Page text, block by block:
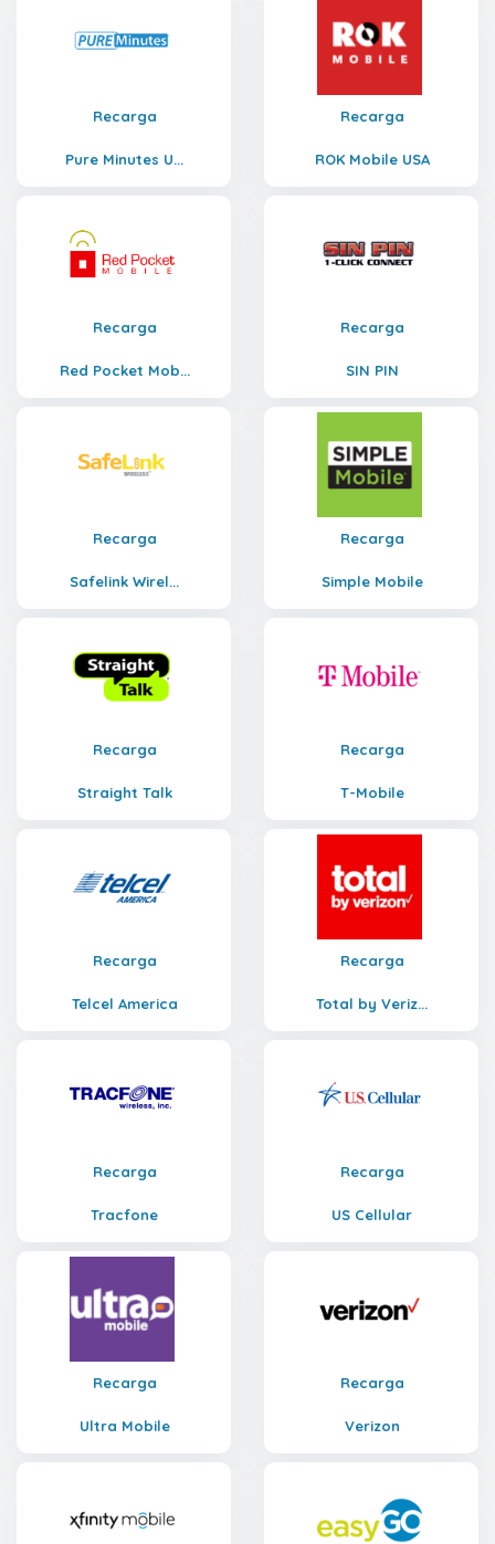
Recarga
Pure Minutes U...
Recarga
ROK Mobile USA
Recarga
Red Pocket Mob...
Recarga
SIN PIN
Recarga
Safelink Wirel...
Recarga
Simple Mobile
Recarga
Straight Talk
Recarga
T-Mobile
Recarga
Telcel America
Recarga
Total by Veriz...
Recarga
Tracfone
Recarga
US Cellular
Recarga
Ultra Mobile
Recarga
Verizon